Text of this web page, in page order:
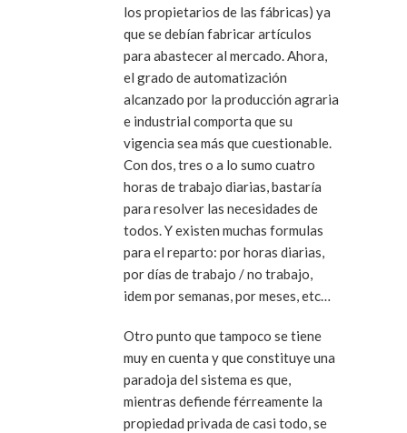
los propietarios de las fábricas) ya
que se debían fabricar artículos
para abastecer al mercado. Ahora,
el grado de automatización
alcanzado por la producción agraria
e industrial comporta que su
vigencia sea más que cuestionable.
Con dos, tres o a lo sumo cuatro
horas de trabajo diarias, bastaría
para resolver las necesidades de
todos. Y existen muchas formulas
para el reparto: por horas diarias,
por días de trabajo / no trabajo,
idem por semanas, por meses, etc…
Otro punto que tampoco se tiene
muy en cuenta y que constituye una
paradoja del sistema es que,
mientras defiende férreamente la
propiedad privada de casi todo, se